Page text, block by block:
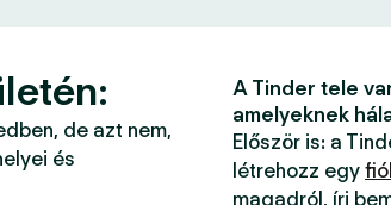
de azt nem,
és
A Tinder tele
amelyeknek
Először is: a
létrehozz egy
magadról, írj